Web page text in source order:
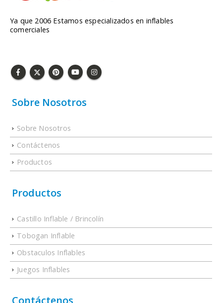
Ya que 2006 Estamos especializados en inflables
comerciales
Sobre Nosotros
Sobre Nosotros
Contáctenos
Productos
Productos
Castillo Inflable / Brincolín
Tobogan Inflable
Obstaculos Inflables
Juegos Inflables